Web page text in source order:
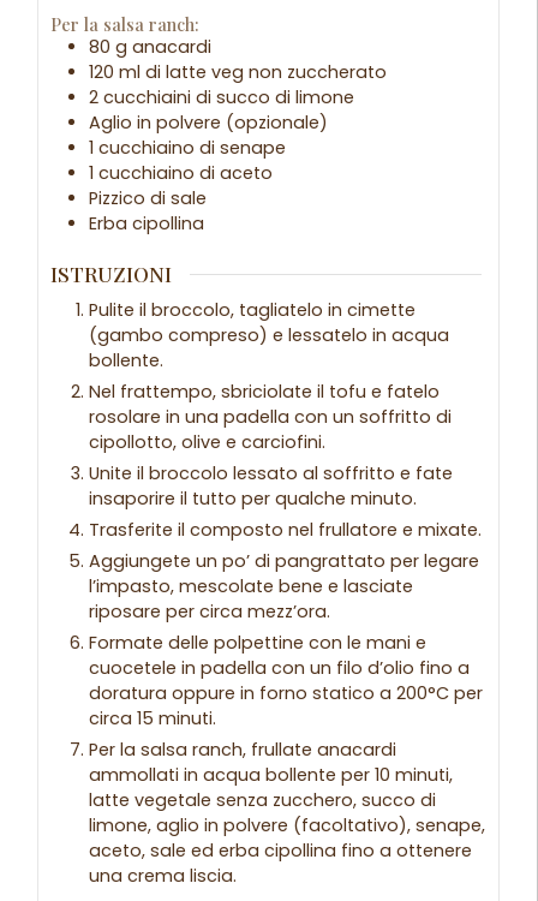
Per la salsa ranch:
80 g anacardi
120 ml di latte veg non zuccherato
2 cucchiaini di succo di limone
Aglio in polvere (opzionale)
1 cucchiaino di senape
1 cucchiaino di aceto
Pizzico di sale
Erba cipollina
ISTRUZIONI
Pulite il broccolo, tagliatelo in cimette
(gambo compreso) e lessatelo in acqua
bollente.
Nel frattempo, sbriciolate il tofu e fatelo
rosolare in una padella con un soffritto di
cipollotto, olive e carciofini.
Unite il broccolo lessato al soffritto e fate
insaporire il tutto per qualche minuto.
Trasferite il composto nel frullatore e mixate.
Aggiungete un po’ di pangrattato per legare
l’impasto, mescolate bene e lasciate
riposare per circa mezz’ora.
Formate delle polpettine con le mani e
cuocetele in padella con un filo d’olio fino a
doratura oppure in forno statico a 200°C per
circa 15 minuti.
Per la salsa ranch, frullate anacardi
ammollati in acqua bollente per 10 minuti,
latte vegetale senza zucchero, succo di
limone, aglio in polvere (facoltativo), senape,
aceto, sale ed erba cipollina fino a ottenere
una crema liscia.